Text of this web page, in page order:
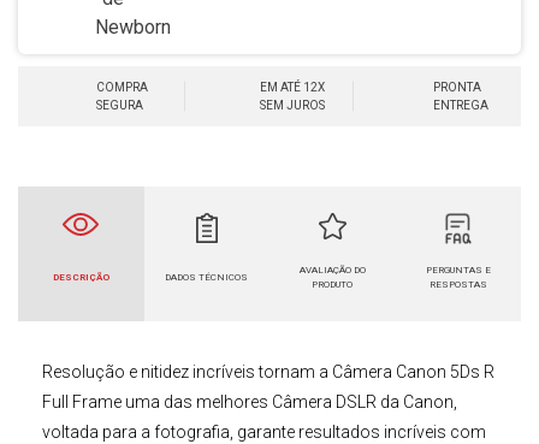
COMPRA
SEGURA
EM ATÉ 12X
SEM JUROS
PRONTA
ENTREGA
DESCRIÇÃO DADOS TÉCNICOS
AVALIAÇÃO DO
PRODUTO
PERGUNTAS E
RESPOSTAS
Resolução e nitidez incríveis tornam a Câmera Canon 5Ds R
Full Frame uma das melhores Câmera DSLR da Canon
voltada para a fotografia, garante resultados incríveis com